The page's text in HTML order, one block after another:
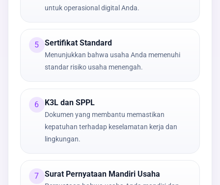
untuk operasional digital Anda.
5 Sertifikat Standard
Menunjukkan bahwa usaha Anda memenuhi
standar risiko usaha menengah.
6 K3L dan SPPL
Dokumen yang membantu memastikan
kepatuhan terhadap keselamatan kerja dan
lingkungan.
7 Surat Pernyataan Mandiri Usaha